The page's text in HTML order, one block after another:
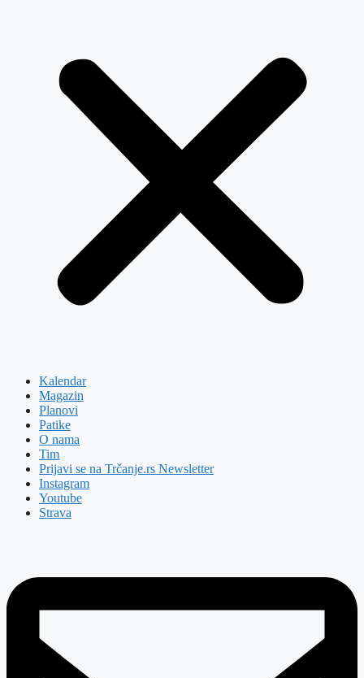
Kalendar
Magazin
Planovi
Patike
O nama
Tim
Prijavi se na Trčanje.rs Newsletter
Instagram
Youtube
Strava